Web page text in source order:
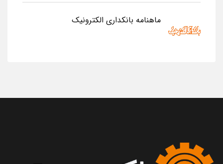
ماهنامه بانکداری الکترونیک